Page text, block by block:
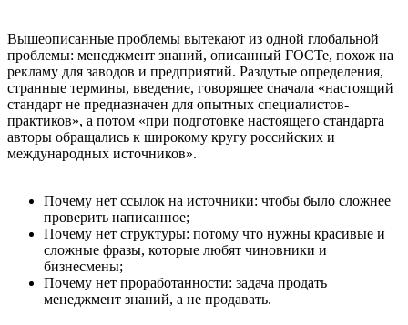
Вышеописанные проблемы вытекают из одной глобальной
проблемы: менеджмент знаний, описанный ГОСТе, похож на
рекламу для заводов и предприятий. Раздутые определения,
странные термины, введение, говорящее сначала «настоящий
стандарт не предназначен для опытных специалистов-
практиков», а потом «при подготовке настоящего стандарта
авторы обращались к широкому кругу российских и
международных источников».
Почему нет ссылок на источники: чтобы было сложнее
проверить написанное;
Почему нет структуры: потому что нужны красивые и
сложные фразы, которые любят чиновники и
бизнесмены;
Почему нет проработанности: задача продать
менеджмент знаний, а не продавать.